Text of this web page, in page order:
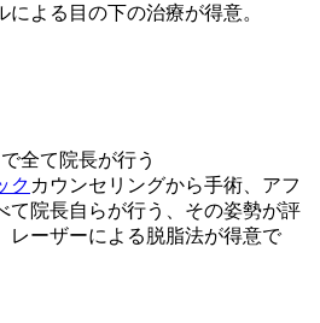
による目の下の治療が得意。
全て院長が行う
カウンセリングから手術、アフ
て院長自らが行う、その姿勢が評
レーザーによる脱脂法が得意で